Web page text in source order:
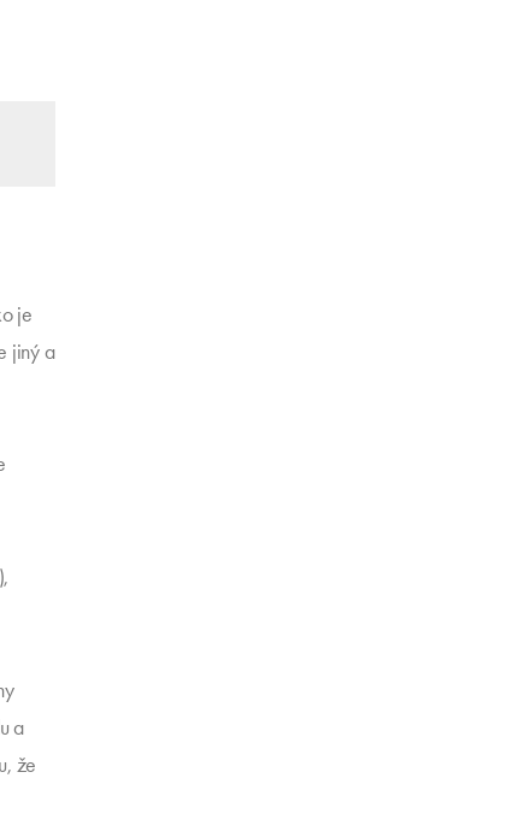
je
jiný a
a
že